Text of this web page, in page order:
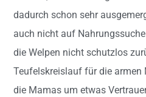
dadurch schon sehr
auch nicht auf
die Welpen nicht schutzlos
Teufelskreislauf für die
die Mamas um etwas